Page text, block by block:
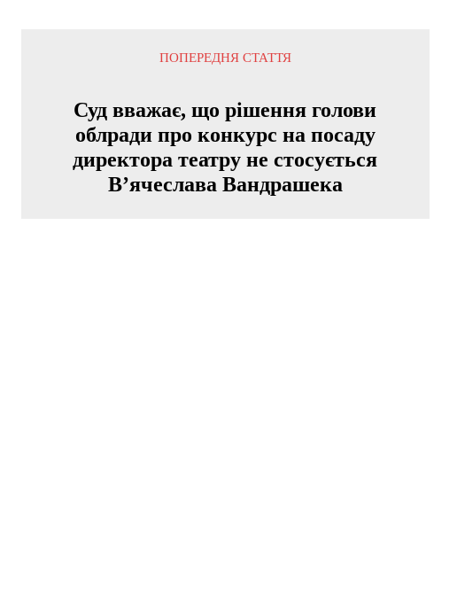
ПОПЕРЕДНЯ СТАТТЯ
Суд вважає, що рішення голови
облради про конкурс на посаду
директора театру не стосується
В’ячеслава Вандрашека